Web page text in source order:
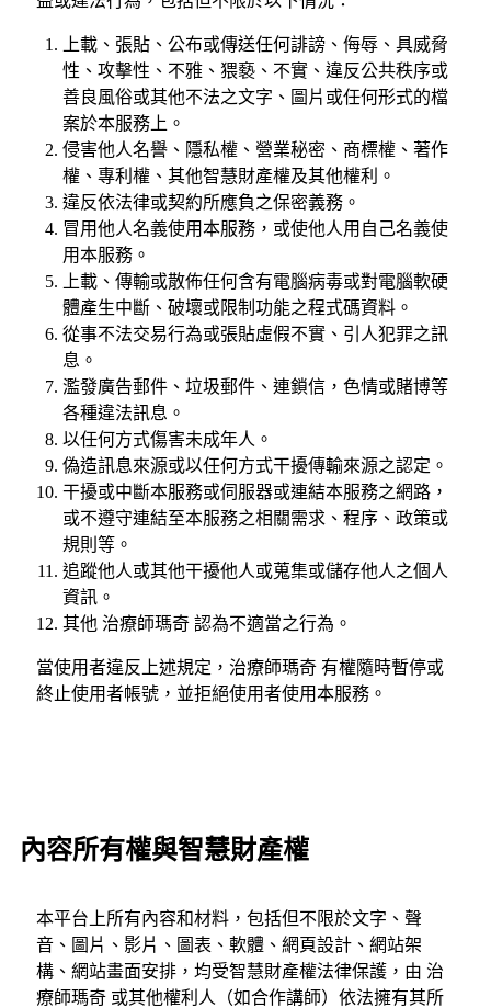
上載、張貼、公布或傳送任何誹謗、侮辱、具威脅
性、攻擊性、不雅、猥褻、不實、違反公共秩序或
善良風俗或其他不法之文字、圖片或任何形式的檔
案於本服務上。
侵害他人名譽、隱私權、營業秘密、商標權、著作
權、專利權、其他智慧財產權及其他權利。
違反依法律或契約所應負之保密義務。
冒用他人名義使用本服務，或使他人用自己名義使
用本服務。
上載、傳輸或散佈任何含有電腦病毒或對電腦軟硬
體產生中斷、破壞或限制功能之程式碼資料。
從事不法交易行為或張貼虛假不實、引人犯罪之訊
息。
濫發廣告郵件、垃圾郵件、連鎖信，色情或賭博等
各種違法訊息。
以任何方式傷害未成年人。
偽造訊息來源或以任何方式干擾傳輸來源之認定。
干擾或中斷本服務或伺服器或連結本服務之網路，
或不遵守連結至本服務之相關需求、程序、政策或
規則等。
追蹤他人或其他干擾他人或蒐集或儲存他人之個人
資訊。
其他 治療師瑪奇 認為不適當之行為。
當使用者違反上述規定，治療師瑪奇 有權隨時暫停或
終止使用者帳號，並拒絕使用者使用本服務。
內容所有權與智慧財產權
本平台上所有內容和材料，包括但不限於文字、聲
音、圖片、影片、圖表、軟體、網頁設計、網站架
構、網站畫面安排，均受智慧財產權法律保護，由 治
療師瑪奇 或其他權利人（如合作講師）依法擁有其所